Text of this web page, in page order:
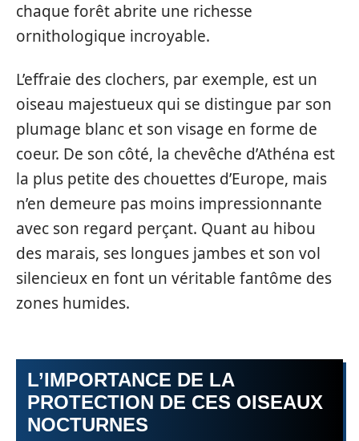
chaque forêt abrite une richesse
ornithologique incroyable.
L’effraie des clochers, par exemple, est un
oiseau majestueux qui se distingue par son
plumage blanc et son visage en forme de
coeur. De son côté, la chevêche d’Athéna est
la plus petite des chouettes d’Europe, mais
n’en demeure pas moins impressionnante
avec son regard perçant. Quant au hibou
des marais, ses longues jambes et son vol
silencieux en font un véritable fantôme des
zones humides.
L’IMPORTANCE DE LA
PROTECTION DE CES OISEAUX
NOCTURNES